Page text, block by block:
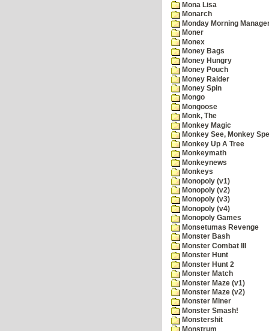
Mona Lisa
Monarch
Monday Morning
Moner
Monex
Money Bags
Money Hungry
Money Pouch
Money Raider
Money Spin
Mongo
Mongoose
Monk, The
Monkey Magic
Monkey See, Monkey
Monkey Up A Tree
Monkeymath
Monkeynews
Monkeys
Monopoly (v1)
Monopoly (v2)
Monopoly (v3)
Monopoly (v4)
Monopoly Games
Monsetumas Revenge
Monster Bash
Monster Combat III
Monster Hunt
Monster Hunt 2
Monster Match
Monster Maze (v1)
Monster Maze (v2)
Monster Miner
Monster Smash!
Monstershit
Monstrum